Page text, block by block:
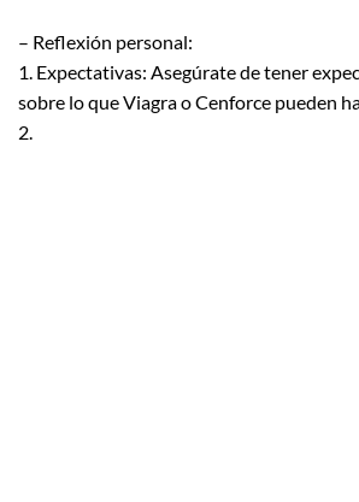
– Reflexión personal:
1. Expectativas: Asegúrate de tener
sobre lo que Viagra o Cenforce pueden
2.